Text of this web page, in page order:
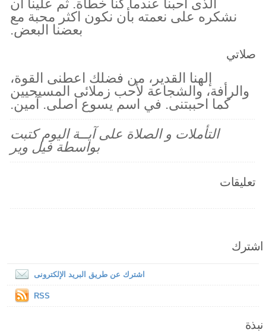
الذى احبنا عندما كنا خطاة. ثم علينا ان
نشكره على نعمته بأن نكون اكثر محبة مع
بعضنا البعض.
صلاتي
إلهنا القدير، من فضلك اعطنى القوة،
والرأفة، والشجاعة لأحب زملائى المسيحيين
كما احببتنى. في اسم يسوع اصلى. آمين.
التأملات و الصلاة على آيــة اليوم كتبت
بواسطة فيل وير
تعليقات
اشترك
اشترك عن طريق البريد الإلكترونى
RSS
نبذة